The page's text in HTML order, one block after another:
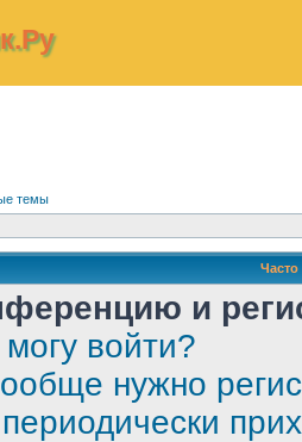
темы
и
войти?
нужно